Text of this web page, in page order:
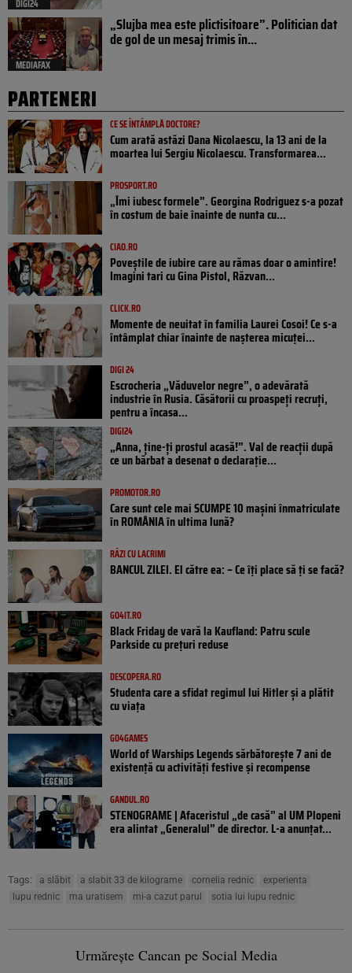
DIGI24
MEDIAFAX
„Slujba mea este plictisitoare”. Politician dat
de gol de un mesaj trimis în...
PARTENERI
CE SE ÎNTÂMPLĂ DOCTORE?
Cum arată astăzi Dana Nicolaescu, la 13 ani de la
moartea lui Sergiu Nicolaescu. Transformarea...
PROSPORT.RO
„Îmi iubesc formele”. Georgina Rodriguez s-a pozat
în costum de baie înainte de nunta cu...
CIAO.RO
Poveştile de iubire care au rămas doar o amintire!
Imagini tari cu Gina Pistol, Răzvan...
CLICK.RO
Momente de neuitat în familia Laurei Cosoi! Ce s-a
întâmplat chiar înainte de nașterea micuței...
DIGI 24
Escrocheria „Văduvelor negre”, o adevărată
industrie în Rusia. Căsătorii cu proaspeți recruți,
pentru a încasa...
DIGI24
„Anna, ţine-ţi prostul acasă!”. Val de reacții după
ce un bărbat a desenat o declarație...
PROMOTOR.RO
Care sunt cele mai SCUMPE 10 mașini înmatriculate
în ROMÂNIA în ultima lună?
RÂZI CU LACRIMI
BANCUL ZILEI. El către ea: – Ce îți place să ți se facă?
GO4IT.RO
Black Friday de vară la Kaufland: Patru scule
Parkside cu prețuri reduse
DESCOPERA.RO
Studenta care a sfidat regimul lui Hitler și a plătit
cu viața
GO4GAMES
World of Warships Legends sărbătorește 7 ani de
existență cu activități festive și recompense
GANDUL.RO
STENOGRAME | Afaceristul „de casă” al UM Plopeni
era alintat „Generalul” de director. L-a anunțat...
Tags: a slăbit a slabit 33 de kilograme cornelia rednic
experienta
lupu rednic
ma uratisem mi-a cazut parul sotia lui lupu rednic
Urmărește Cancan pe Social Media